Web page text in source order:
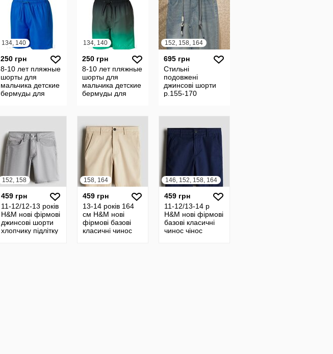
134, 140
250 грн
8-10 лет пляжные
шорты для
мальчика детские
бермуды для
спортивные
134, 140
250 грн
8-10 лет пляжные
шорты для
мальчика детские
бермуды для
спортивные
152, 158, 164
695 грн
Стильні
подовжені
джинсові шорти
р.155-170
152, 158
459 грн
11-12/12-13 років
H&M нові фірмові
джинсові шорти
хлопчику підлітку
158, 164
459 грн
13-14 років 164
см H&M нові
фірмові базові
класичні чинос
146, 152, 158, 164
459 грн
11-12/13-14 р
H&M нові фірмові
базові класичні
чинос чінос